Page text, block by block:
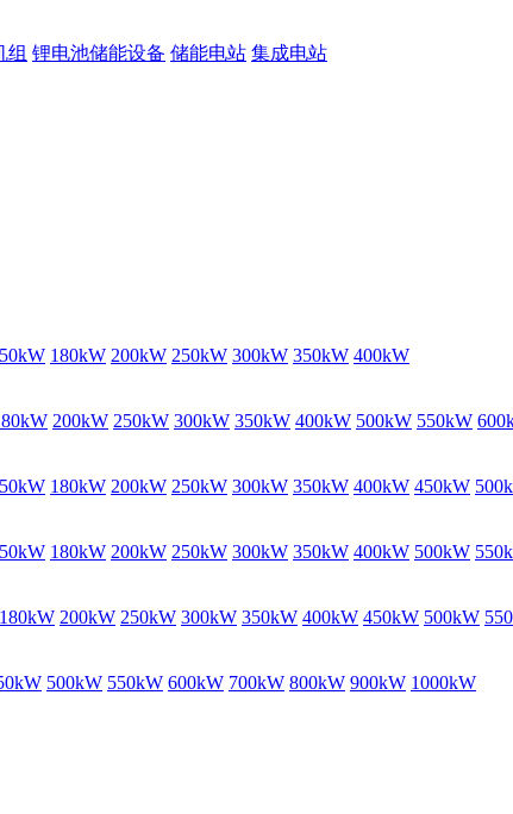
组 锂电池储能设备 储能电站 集成电站
180kW 200kW 250kW 300kW 350kW 400kW
200kW 250kW 300kW 350kW 400kW 500kW 550kW
180kW 200kW 250kW 300kW 350kW 400kW 450kW
180kW 200kW 250kW 300kW 350kW 400kW 500kW
180kW 200kW 250kW 300kW 350kW 400kW 450kW 500kW
500kW 550kW 600kW 700kW 800kW 900kW 1000kW